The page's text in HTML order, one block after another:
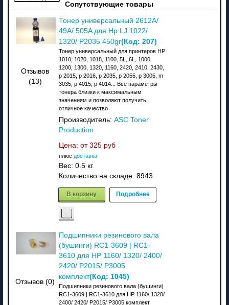
Сопутствующие товары
Отзывов
(13)
Тонер универсальный 2612A/
49A/ 505A для Hp LJ 1022/
1320/ P2035 450gr(Код: 207)
Тонер универсальный для принтеров HP
1010, 1020, 1018, 1100, 5L, 6L, 1000,
1200, 1300, 1320, 1160, 2420, 2410, 2430,
p 2015, p 2016, p 2035, p 2055, p 3005, m
3035, p 4015, p 4014... Все параметры
тонера близки к максимальным
значениям и позволяют получить
отличное качество
Производитель: ASC Toner
Production
Цена: от 325 руб
плюс доставка
Вес: 0.5 кг.
Количество на складе: 8943
В корзину Подробнее
Отзывов (0)
Подшипники резинового вала
(бушинги) RC1-3609 | RC1-
3610 для HP 1160/ 1320/ 2400/
2420/ P2015/ P3005
комплект(Код: 1045)
Подшипники резинового вала (бушинги)
RC1-3609 | RC1-3610 для HP 1160/ 1320/
2400/ 2420/ P2015/ P3005 комплект